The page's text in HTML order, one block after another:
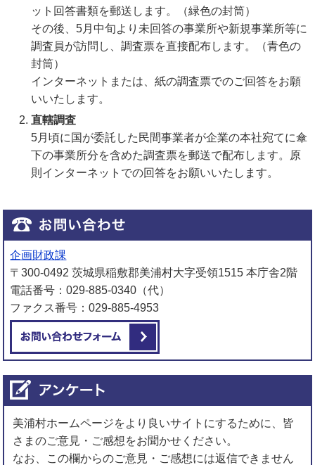
ット回答書類を郵送します。（緑色の封筒）
その後、5月中旬より未回答の事業所や新規事業所等に
調査員が訪問し、調査票を直接配布します。（青色の
封筒）
インターネットまたは、紙の調査票でのご回答をお願
いいたします。
直轄調査
5月頃に国が委託した民間事業者が企業の本社宛てに傘
下の事業所分を含めた調査票を郵送で配布します。原
則インターネットでの回答をお願いいたします。
企画財政課
〒300-0492 茨城県稲敷郡美浦村大字受領1515 本庁舎2階
電話番号：029-885-0340（代）
ファクス番号：029-885-4953
美浦村ホームページをより良いサイトにするために、皆
さまのご意見・ご感想をお聞かせください。
なお、この欄からのご意見・ご感想には返信できません